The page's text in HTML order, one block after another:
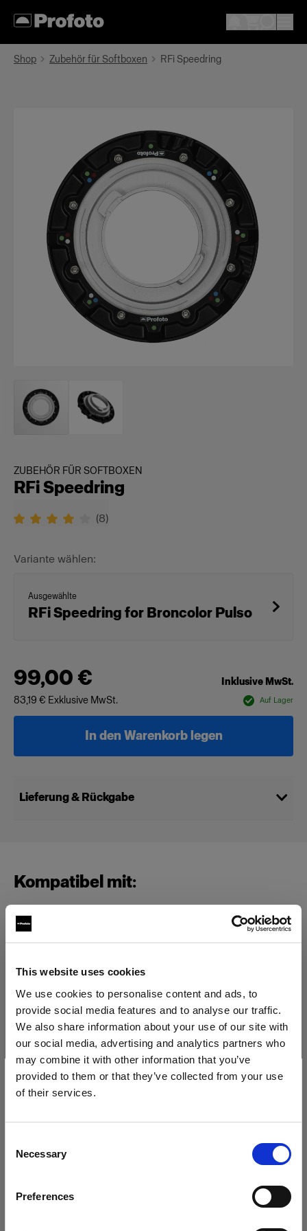
This website uses cookies
We use cookies to personalise content and ads, to
provide social media features and to analyse our traffic.
We also share information about your use of our site with
our social media, advertising and analytics partners who
may combine it with other information that you’ve
provided to them or that they’ve collected from your use
of their services.
Selection
Necessary
Preferences
Möchten Sie Ihren Standort aktualisieren?
Cyprus
Shop Zubehör für Softboxen RFi Speedring
ZUBEHÖR FÜR SOFTBOXEN
RFi Speedring
(8)
Variante wählen:
Ausgewählte
RFi Speedring for Broncolor Pulso
99,00 €
Inklusive MwSt.
83,19 € Exklusive MwSt. Auf Lager
In den Warenkorb legen
Lieferung & Rückgabe
Kompatibel mit:
Softboxen
RFi Softbox Rectangular
RFi Softbox Square
RFi Softbox Octa
Sonstiges
Stands and Adapters
Alle Produkte anzeigen